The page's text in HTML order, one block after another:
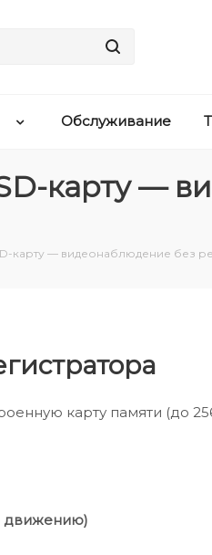
Обслуживание
карту —
карту — видеонаблюдение без
карту памяти (до
движению)